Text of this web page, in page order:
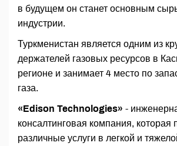
в будущем он станет основным
индустрии.
Туркменистан является одним из
держателей газовых ресурсов в
регионе и занимает 4 место по
газа.
«Edison Technologies» -
консалтинговая компания, которая
различные услуги в легкой и